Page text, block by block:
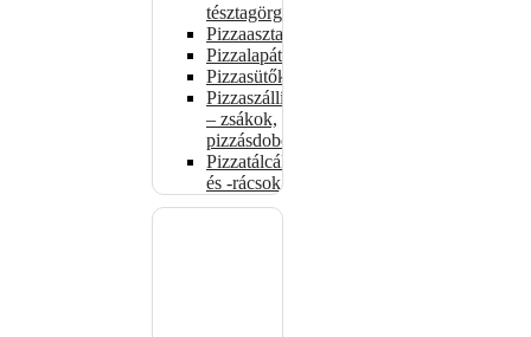
tésztagörgők
Pizzaasztalok
Pizzalapátok
Pizzasütők
Pizzaszállítás
– zsákok,
pizzásdobozok
Pizzatálcák
és -rácsok